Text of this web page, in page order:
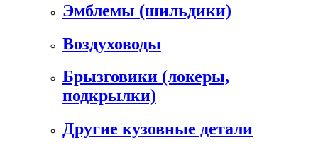
Эмблемы (шильдики)
Воздуховоды
Брызговики (локеры,
подкрылки)
Другие кузовные детали